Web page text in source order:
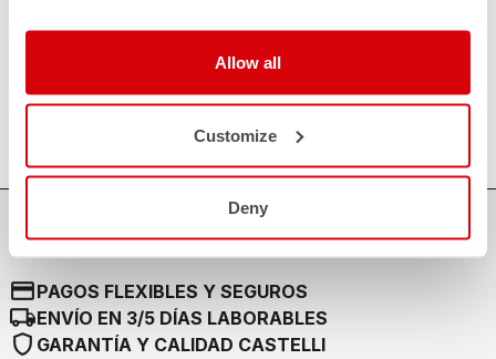
Allow all
Customize
Deny
Haz clic aquí.
Contacte con nuestro Servicio de Atención al Cliente
credit_cardPAGOS FLEXIBLES Y SEGUROS
local_shippingENVÍO EN 3/5 DÍAS LABORABLES
shield GARANTÍA Y CALIDAD CASTELLI